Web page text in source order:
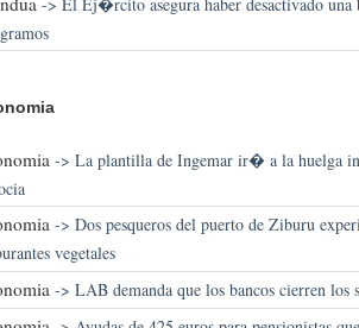
-> La plantilla de Ingemar ir� a la huelga
-> Dos pesqueros del puerto de Ziburu
vegetales
-> LAB demanda que los bancos cierren los